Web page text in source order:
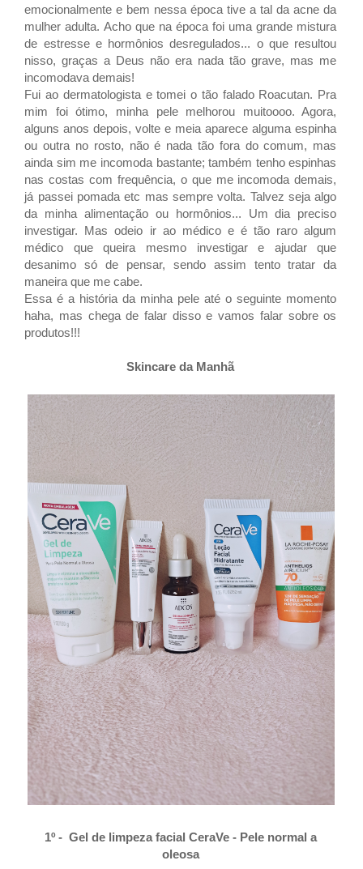
emocionalmente e bem nessa época tive a tal da acne da
mulher adulta. Acho que na época foi uma grande mistura
de estresse e hormônios desregulados... o que resultou
nisso, graças a Deus não era nada tão grave, mas me
incomodava demais!
Fui ao dermatologista e tomei o tão falado Roacutan. Pra
mim foi ótimo, minha pele melhorou muitoooo. Agora,
alguns anos depois, volte e meia aparece alguma espinha
ou outra no rosto, não é nada tão fora do comum, mas
ainda sim me incomoda bastante; também tenho espinhas
nas costas com frequência, o que me incomoda demais,
já passei pomada etc mas sempre volta. Talvez seja algo
da minha alimentação ou hormônios... Um dia preciso
investigar. Mas odeio ir ao médico e é tão raro algum
médico que queira mesmo investigar e ajudar que
desanimo só de pensar, sendo assim tento tratar da
maneira que me cabe.
Essa é a história da minha pele até o seguinte momento
haha, mas chega de falar disso e vamos falar sobre os
produtos!!!
Skincare da Manhã
1º - Gel de limpeza facial CeraVe - Pele normal a
oleosa